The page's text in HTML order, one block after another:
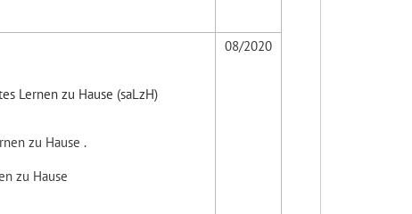
Lernen zu Hause (saLzH)
zu Hause .
zu Hause
08/2020